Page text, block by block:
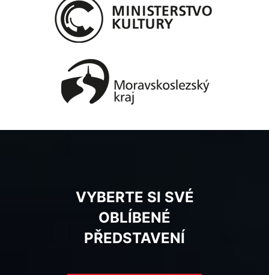
VYBERTE SI SVÉ
OBLÍBENÉ
PŘEDSTAVENÍ